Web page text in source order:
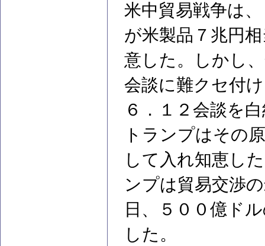
米中貿易戦争は
が米製品７兆円
意した。しかし
会談に難クセ付
６．１２会談を
トランプはその
して入れ知恵し
ンプは貿易交渉
日、５００億ド
した。